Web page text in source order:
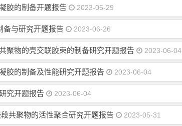
胶的制备开题报告 2023-06-29
备与研究开题报告 2023-06-26
聚物的壳交联胶束的制备研究开题报告 2023-06-04
胶的制备及性能研究开题报告 2023-06-04
究开题报告 2023-06-04
共聚物的活性聚合研究开题报告 2023-05-31